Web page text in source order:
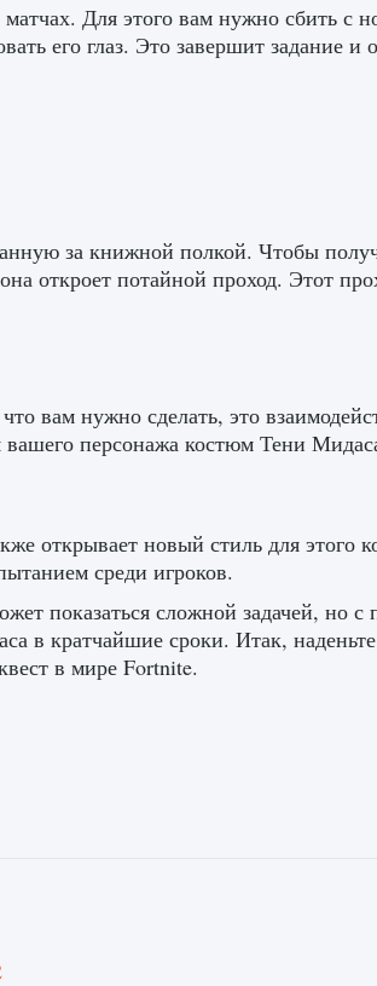
Для этого вам нужно сбить с
его глаз. Это завершит задание и
за книжной полкой. Чтобы
откроет потайной проход. Этот
вам нужно сделать, это
вашего персонажа костюм Тени
открывает новый стиль для этого
среди игроков.
показаться сложной задачей, но
в кратчайшие сроки. Итак,
в мире Fortnite.